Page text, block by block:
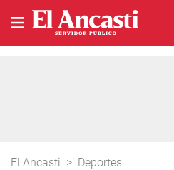
El Ancasti > Deportes